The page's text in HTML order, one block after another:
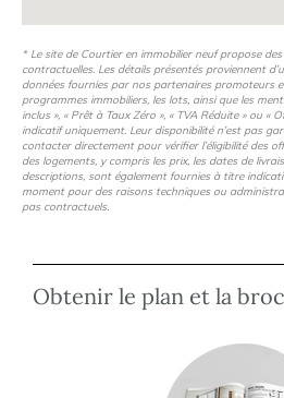
* Le site de Courtier en immobilier neuf propose
contractuelles. Les détails présentés proviennent
données fournies par nos partenaires promoteurs
programmes immobiliers, les lots, ainsi que les
inclus », « Prêt à Taux Zéro », « TVA Réduite » ou «
indicatif uniquement. Leur disponibilité n’est pas
contacter directement pour vérifier l’éligibilité des
des logements, y compris les prix, les dates de
descriptions, sont également fournies à titre
moment pour des raisons techniques ou
pas contractuels.
Obtenir le plan et la